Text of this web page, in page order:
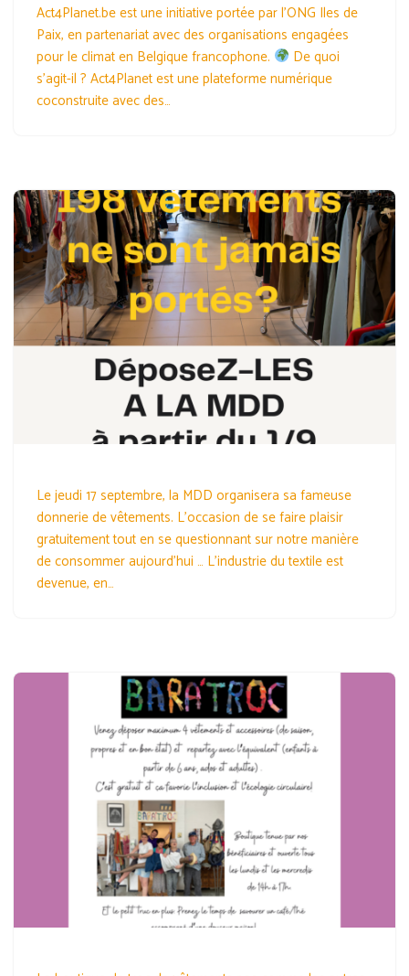
Act4Planet.be est une initiative portée par l’ONG Iles de
Paix, en partenariat avec des organisations engagées
pour le climat en Belgique francophone.
De quoi
s’agit-il ? Act4Planet est une plateforme numérique
coconstruite avec des…
Le jeudi 17 septembre, la MDD organisera sa fameuse
donnerie de vêtements. L’occasion de se faire plaisir
gratuitement tout en se questionnant sur notre manière
de consommer aujourd’hui … L’industrie du textile est
devenue, en…